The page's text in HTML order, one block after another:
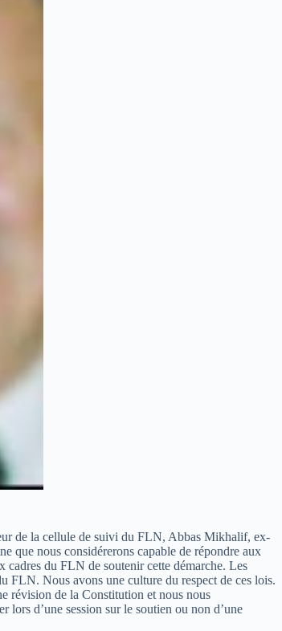
de la cellule de suivi du FLN, Abbas Mikhalif, ex-
que nous considérerons capable de répondre aux
du FLN de soutenir cette démarche. Les
FLN. Nous avons une culture du respect de ces lois.
révision de la Constitution et nous nous
lors d’une session sur le soutien ou non d’une